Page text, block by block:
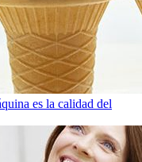
es la calidad del